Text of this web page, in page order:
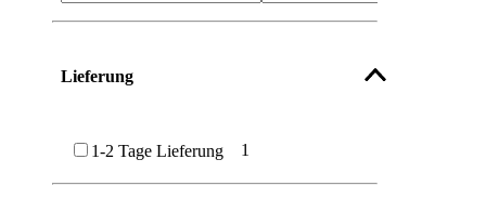
Lieferung
1-2 Tage Lieferung 1